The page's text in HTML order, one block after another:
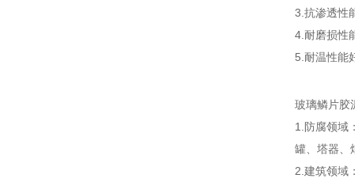
3.抗渗透性
4.耐磨损性
5.耐温性能
玻璃鳞片胶
1.防腐领域
罐、塔器、
2.建筑领域